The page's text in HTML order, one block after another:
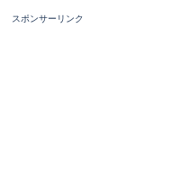
スポンサーリンク